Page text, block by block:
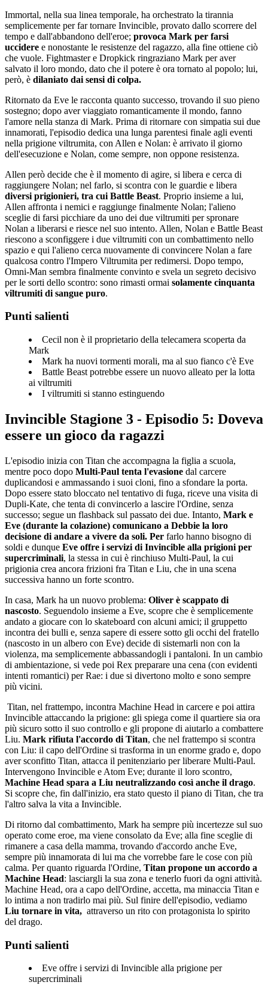
Immortal, nella sua linea temporale, ha orchestrato la tirannia
semplicemente per far tornare Invincible, provato dallo scorrere del
tempo e dall'abbandono dell'eroe; provoca Mark per farsi
uccidere e nonostante le resistenze del ragazzo, alla fine ottiene ciò
che vuole. Fightmaster e Dropkick ringraziano Mark per aver
salvato il loro mondo, dato che il potere è ora tornato al popolo; lui,
però, è dilaniato dai sensi di colpa.
Ritornato da Eve le racconta quanto successo, trovando il suo pieno
sostegno; dopo aver viaggiato romanticamente il mondo, fanno
l'amore nella stanza di Mark. Prima di ritornare con simpatia sui due
innamorati, l'episodio dedica una lunga parentesi finale agli eventi
nella prigione viltrumita, con Allen e Nolan: è arrivato il giorno
dell'esecuzione e Nolan, come sempre, non oppone resistenza.
Allen però decide che è il momento di agire, si libera e cerca di
raggiungere Nolan; nel farlo, si scontra con le guardie e libera
diversi prigionieri, tra cui Battle Beast. Proprio insieme a lui,
Allen affronta i nemici e raggiunge finalmente Nolan; l'alieno
sceglie di farsi picchiare da uno dei due viltrumiti per spronare
Nolan a liberarsi e riesce nel suo intento. Allen, Nolan e Battle Beast
riescono a sconfiggere i due viltrumiti con un combattimento nello
spazio e qui l'alieno cerca nuovamente di convincere Nolan a fare
qualcosa contro l'Impero Viltrumita per redimersi. Dopo tempo,
Omni-Man sembra finalmente convinto e svela un segreto decisivo
per le sorti dello scontro: sono rimasti ormai solamente cinquanta
viltrumiti di sangue puro.
Punti salienti
Cecil non è il proprietario della telecamera scoperta da
Mark
Mark ha nuovi tormenti morali, ma al suo fianco c'è Eve
Battle Beast potrebbe essere un nuovo alleato per la lotta
ai viltrumiti
I viltrumiti si stanno estinguendo
Invincible Stagione 3 - Episodio 5: Doveva
essere un gioco da ragazzi
L'episodio inizia con Titan che accompagna la figlia a scuola,
mentre poco dopo Multi-Paul tenta l'evasione dal carcere
duplicandosi e ammassando i suoi cloni, fino a sfondare la porta.
Dopo essere stato bloccato nel tentativo di fuga, riceve una visita di
Dupli-Kate, che tenta di convincerlo a lascire l'Ordine, senza
successo; segue un flashback sul passato dei due. Intanto, Mark e
Eve (durante la colazione) comunicano a Debbie la loro
decisione di andare a vivere da soli. Per farlo hanno bisogno di
soldi e dunque Eve offre i servizi di Invincible alla prigioni per
supercriminali, la stessa in cui è rinchiuso Multi-Paul, la cui
prigionia crea ancora frizioni fra Titan e Liu, che in una scena
successiva hanno un forte scontro.
In casa, Mark ha un nuovo problema: Oliver è scappato di
nascosto. Seguendolo insieme a Eve, scopre che è semplicemente
andato a giocare con lo skateboard con alcuni amici; il gruppetto
incontra dei bulli e, senza sapere di essere sotto gli occhi del fratello
(nascosto in un albero con Eve) decide di sistemarli non con la
violenza, ma semplicemente abbassandogli i pantaloni. In un cambio
di ambientazione, si vede poi Rex preparare una cena (con evidenti
intenti romantici) per Rae: i due si divertono molto e sono sempre
più vicini.
Titan, nel frattempo, incontra Machine Head in carcere e poi attira
Invincible attaccando la prigione: gli spiega come il quartiere sia ora
più sicuro sotto il suo controllo e gli propone di aiutarlo a combattere
Liu. Mark rifiuta l'accordo di Titan, che nel frattempo si scontra
con Liu: il capo dell'Ordine si trasforma in un enorme grado e, dopo
aver sconfitto Titan, attacca il penitenziario per liberare Multi-Paul.
Intervengono Invincible e Atom Eve; durante il loro scontro,
Machine Head spara a Liu neutralizzando così anche il drago.
Si scopre che, fin dall'inizio, era stato questo il piano di Titan, che tra
l'altro salva la vita a Invincible.
Di ritorno dal combattimento, Mark ha sempre più incertezze sul suo
operato come eroe, ma viene consolato da Eve; alla fine sceglie di
rimanere a casa della mamma, trovando d'accordo anche Eve,
sempre più innamorata di lui ma che vorrebbe fare le cose con più
calma. Per quanto riguarda l'Ordine, Titan propone un accordo a
Machine Head: lasciargli la sua zona e tenerlo fuori da ogni attività.
Machine Head, ora a capo dell'Ordine, accetta, ma minaccia Titan e
lo intima a non tradirlo mai più. Sul finire dell'episodio, vediamo
Liu tornare in vita, attraverso un rito con protagonista lo spirito
del drago.
Punti salienti
Eve offre i servizi di Invincible alla prigione per
supercriminali